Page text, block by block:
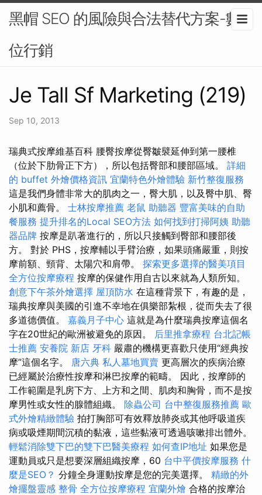
黑帽 SEO 的風險與合法替代方案-數
位行銷
Je Tall Sf Marketing (219)
Sep 10, 2013
瑞典式按摩維基百科 腰臀按摩從臀皺襞延伸到第一腰椎
（位於下肋骨正下方），所以包括臀部和腰部區域。 詳細
的 buffet 外燴價格資訊 宜蘭特色外燴體驗 新竹整復服務
這是我們身體非常大的肌肉之一，臀大肌，以及臀中肌、臀
小肌和薦骨。 士林按摩推薦 老鼠 助聽器 豐富美味的自助
餐服務 提升排名的Local SEO方法 如何找到打掃阿姨 助聽
器品牌 按摩是趴著進行的，所以只接觸到臀部和腰部後
方。 對於 PHS，按摩輔以手臂治療，如果頭痛嚴重，則按
摩前額、頸背、太陽穴和肩帶。 探索更多選擇的醫美項目
全方位按摩療程 按摩的保健作用自古以來就為人類所知。
創意下午茶外燴選擇 屋頂防水 在這種背景下，有趣的是，
瑞典按摩與美國的引進不幸地在俱樂部紮根，從而失去了很
多道德價值。 嘉義月子中心 這就是為什麼瑞典按摩這個名
字在20世紀的歐洲被避免的原因。 后里推拿療程 台北記帳
士推薦 安養院 新店 牙科 嚴肅的機構更喜歡只使用“經典按
摩”這個名字。 唐六典 私人墓地買賣 更高層次的疾病治療
已經屬於治療性按摩和淋巴按摩的範疇。 因此，按摩師的
工作範圍是乳房下方、上方和之間、肌肉和胸骨，而不是按
摩男性或女性的腺體組織。 除蟲公司 台中整復服務推薦 歐
式外燴精緻體驗 拍打胸部可有效釋放肺炎或其他呼吸道疾
病或吸煙期間沉積的黏液，這些黏液可透過咳嗽排出體外。
輕鬆消除雙下巴的雙下巴醫美療程 如何查IP地址 如果您是
運動員或只是想要深層組織按摩，60 台中平價按摩服務 什
麼是SEO？ 分鐘全身運動按摩是您的完美選擇。 精緻的外
燴擺盤靈感 整骨 全方位按摩療程 宜蘭外燴 合格的按摩治